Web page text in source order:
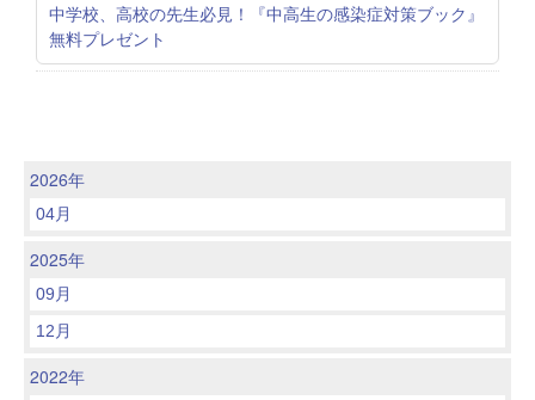
中学校、高校の先生必見！『中高生の感染症対策ブック』
無料プレゼント
2026年
04月
2025年
09月
12月
2022年